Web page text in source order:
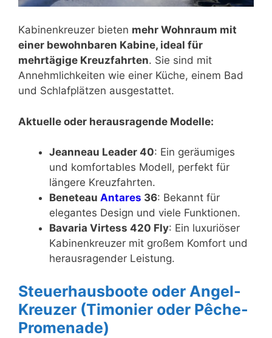
Kabinenkreuzer bieten mehr Wohnraum mit
einer bewohnbaren Kabine, ideal für
mehrtägige Kreuzfahrten. Sie sind mit
Annehmlichkeiten wie einer Küche, einem Bad
und Schlafplätzen ausgestattet.
Aktuelle oder herausragende Modelle:
Jeanneau Leader 40: Ein geräumiges
und komfortables Modell, perfekt für
längere Kreuzfahrten.
Beneteau Antares 36: Bekannt für
elegantes Design und viele Funktionen.
Bavaria Virtess 420 Fly: Ein luxuriöser
Kabinenkreuzer mit großem Komfort und
herausragender Leistung.
Steuerhausboote oder Angel-
Kreuzer (Timonier oder Pêche-
Promenade)